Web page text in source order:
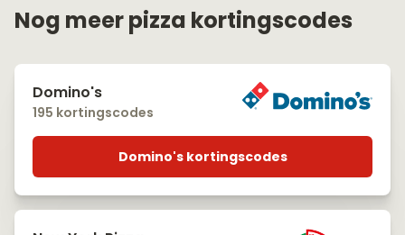
Nog meer pizza kortingscodes
Domino's
195 kortingscodes
Domino's kortingscodes